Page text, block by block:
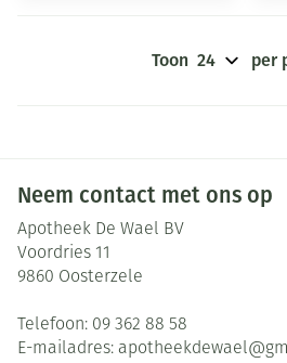
Toon per
Neem contact met ons op
Apotheek De Wael BV
Voordries 11
9860 Oosterzele
Telefoon: 09 362 88 58
E-mailadres: apotheekdewael@